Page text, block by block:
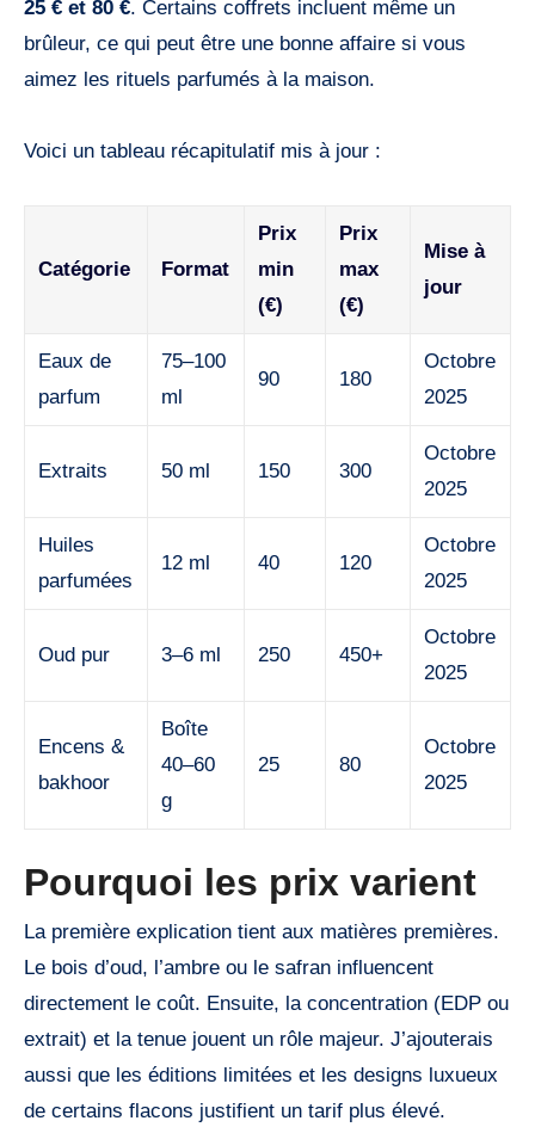
25 € et 80 €. Certains coffrets incluent même un
brûleur, ce qui peut être une bonne affaire si vous
aimez les rituels parfumés à la maison.
Voici un tableau récapitulatif mis à jour :
Catégorie Format
Prix
min
(€)
Prix
max
(€)
Mise à
jour
Eaux de
parfum
75–100
ml
90 180
Octobre
2025
Extraits 50 ml 150 300
Octobre
2025
Huiles
parfumées
12 ml 40 120
Octobre
2025
Oud pur 3–6 ml 250 450+
Octobre
2025
Encens &
bakhoor
Boîte
40–60
g
25 80
Octobre
2025
Pourquoi les prix varient
La première explication tient aux matières premières.
Le bois d’oud, l’ambre ou le safran influencent
directement le coût. Ensuite, la concentration (EDP ou
extrait) et la tenue jouent un rôle majeur. J’ajouterais
aussi que les éditions limitées et les designs luxueux
de certains flacons justifient un tarif plus élevé.